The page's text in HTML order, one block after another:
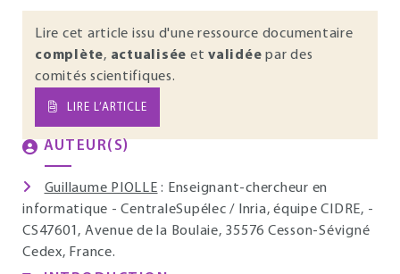
Lire cet article issu d'une ressource documentaire
complète, actualisée et validée par des
comités scientifiques.
LIRE L’ARTICLE
AUTEUR(S)
Guillaume PIOLLE : Enseignant-chercheur en
informatique - CentraleSupélec / Inria, équipe CIDRE, -
CS47601, Avenue de la Boulaie, 35576 Cesson-Sévigné
Cedex, France.